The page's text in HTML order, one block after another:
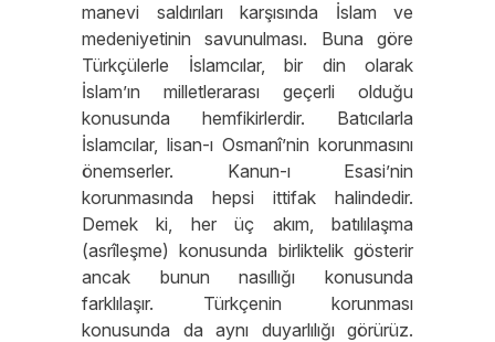
manevi saldırıları karşısında İslam ve
medeniyetinin savunulması. Buna göre
Türkçülerle İslamcılar, bir din olarak
İslam’ın milletlerarası geçerli olduğu
konusunda hemfikirlerdir. Batıcılarla
İslamcılar, lisan-ı Osmanî’nin korunmasını
önemserler. Kanun-ı Esasi’nin
korunmasında hepsi ittifak halindedir.
Demek ki, her üç akım, batılılaşma
(asrîleşme) konusunda birliktelik gösterir
ancak bunun nasıllığı konusunda
farklılaşır. Türkçenin korunması
konusunda da aynı duyarlılığı görürüz.